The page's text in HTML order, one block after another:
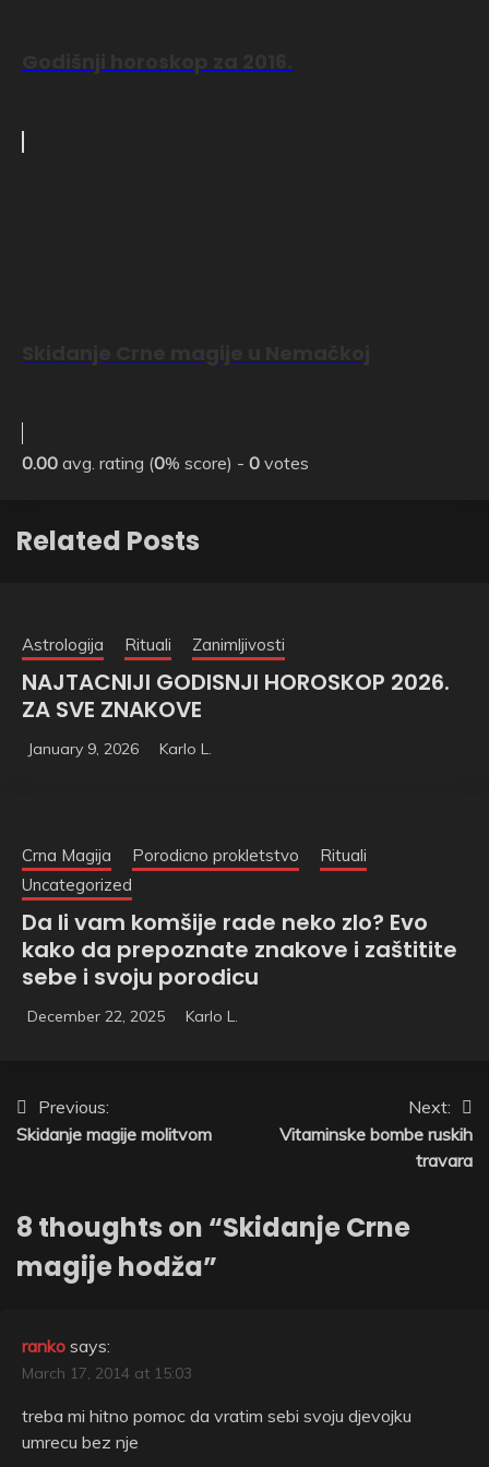
0.00 avg. rating (0% score) - 0 votes
Related Posts
Astrologija Rituali Zanimljivosti
NAJTACNIJI GODISNJI HOROSKOP 2026.
ZA SVE ZNAKOVE
January 9, 2026 Karlo L.
Crna Magija Porodicno prokletstvo
Rituali
Uncategorized
Da li vam komšije rade neko zlo? Evo
kako da prepoznate znakove i zaštitite
sebe i svoju porodicu
December 22, 2025 Karlo L.
Post
navigation
Previous:
Skidanje magije molitvom
Next:
Vitaminske bombe ruskih
travara
8 thoughts on “Skidanje Crne
magije hodža”
ranko says:
March 17, 2014 at 15:03
treba mi hitno pomoc da vratim sebi svoju djevojku
umrecu bez nje